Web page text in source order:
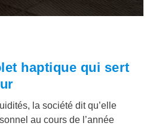
haptique qui sert
la société dit qu’elle
au cours de l’année